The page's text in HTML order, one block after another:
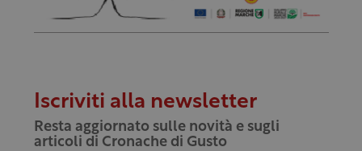
Iscriviti alla newsletter
Resta aggiornato sulle novità e sugli
articoli di Cronache di Gusto